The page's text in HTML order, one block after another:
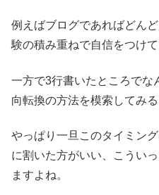
例えばブログであればどん
験の積み重ねで自信をつけ
一方で3行書いたところでな
向転換の方法を模索してみる
やっぱり一旦このタイミン
に割いた方がいい、こうい
ますよね。